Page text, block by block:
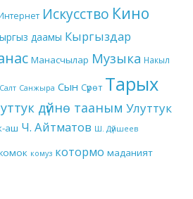
Искусство Кино
даамы Кыргыздар
Манасчылар Музыка Накыл
Салт Санжыра Сын Сүрөт Тарых
дүйнө тааным Улуттук
аш Ч. Айтматов Ш. Дүйшеев
комуз котормо маданият